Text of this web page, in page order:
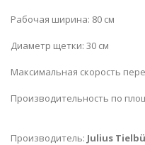
Рабочая ширина: 80 см
Диаметр щетки: 30 см
Максимальная скорость
Производительность по
Производитель: Julius